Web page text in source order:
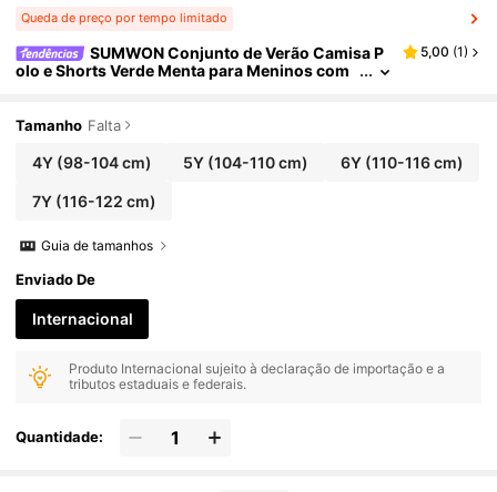
Queda de preço por tempo limitado
SUMWON Conjunto de Verão Camisa P
olo e Shorts Verde Menta para Meninos com
5,00 (1)
Tamanho Falta
4Y(98-104 cm) 5Y (104-110 cm) 6Y(110-116 cm)
7Y(116-122 cm)
Guia de tamanhos
Enviado De
Internacional
Produto Internacional sujeito à declaração de importação e a
tributos estaduais e federais.
Quantidade: